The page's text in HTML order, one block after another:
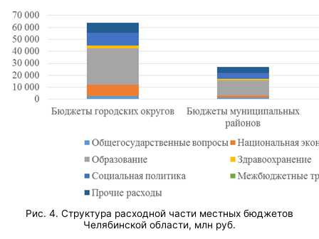
Рис. 4. Структура расходной части местных бюджетов
Челябинской области, млн руб.